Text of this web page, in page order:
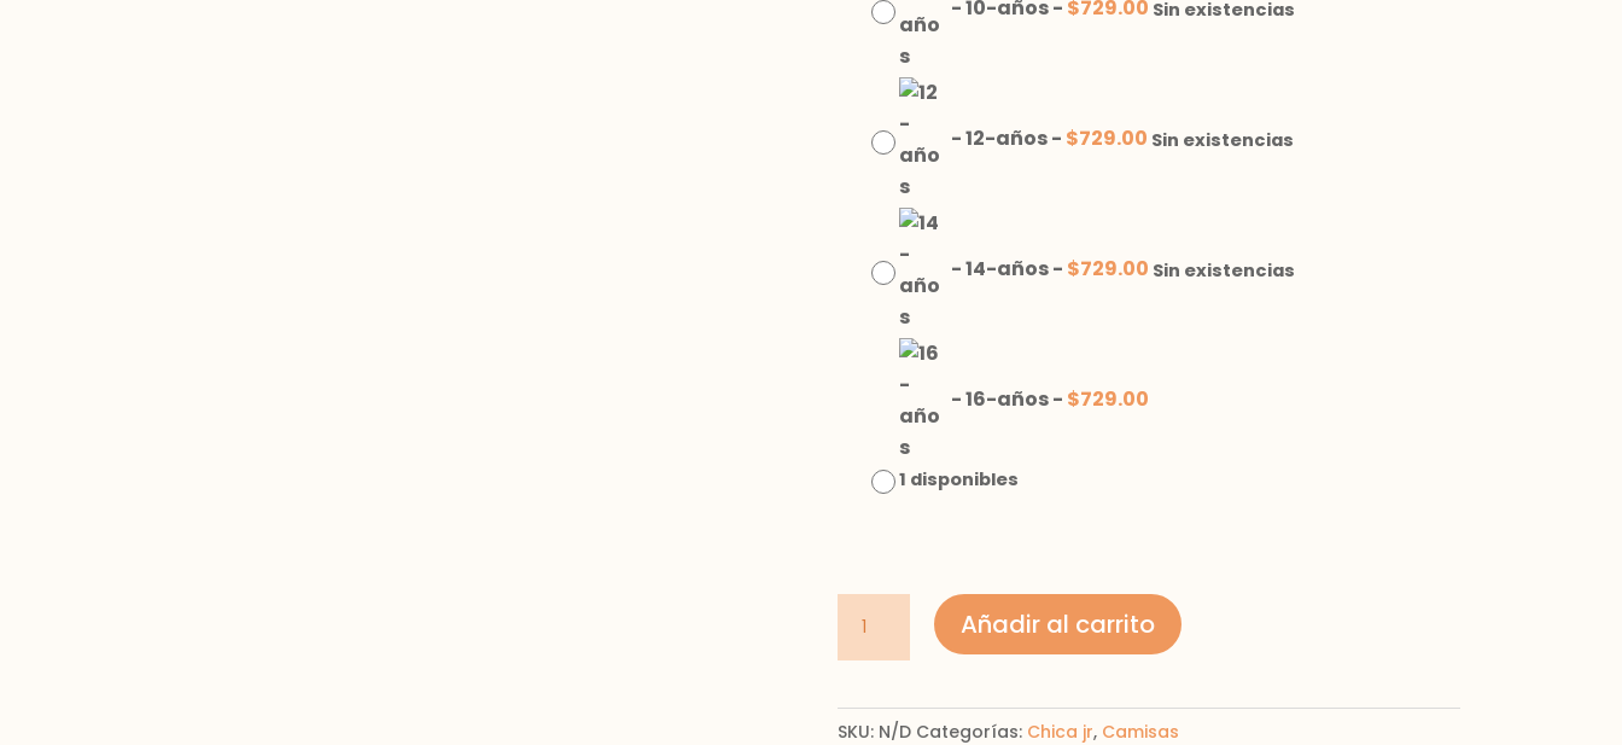
-10-años- $729.00 Sin existencias
-12-años- $729.00 Sin existencias
-14-años- $729.00 Sin existencias
-16-años- $729.00
1 disponibles
para
cantidad
Añadir al carrito
SKU: N/D Categorías: Chica jr, Camisas